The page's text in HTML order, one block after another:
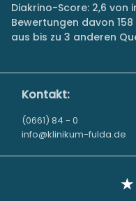
Diakrino-Score: 2,6 von
Bewertungen davon
aus bis zu 3 anderen
Kontakt:
(0661) 84 - 0
info@klinikum-fulda.de